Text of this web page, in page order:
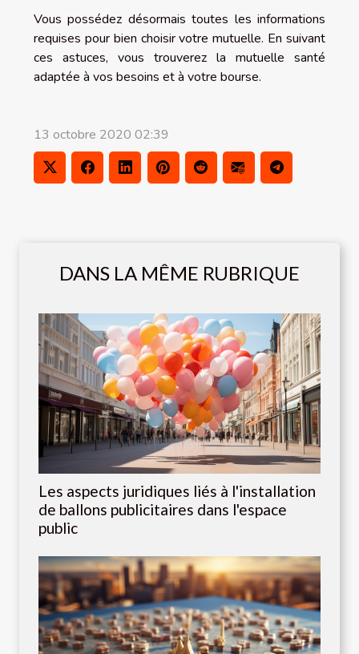
Vous possédez désormais toutes les informations
requises pour bien choisir votre mutuelle. En suivant
ces astuces, vous trouverez la mutuelle santé
adaptée à vos besoins et à votre bourse.
13 octobre 2020 02:39
DANS LA MÊME RUBRIQUE
Les aspects juridiques liés à l'installation
de ballons publicitaires dans l'espace
public